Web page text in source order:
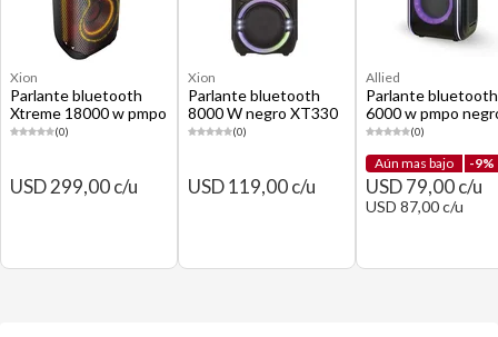
Xion
Parlante bluetooth
Xtreme 18000 w pmpo
negro XI-XT1100
(0)
USD 299,00 c/u
Xion
Parlante bluetooth
8000 W negro XT330
(0)
USD 119,00 c/u
Allied
Parlante bluetooth
6000 w pmpo
AL-VIBE100
(0)
Aún mas bajo -9%
USD 79,00 c/u
USD 87,00 c/u